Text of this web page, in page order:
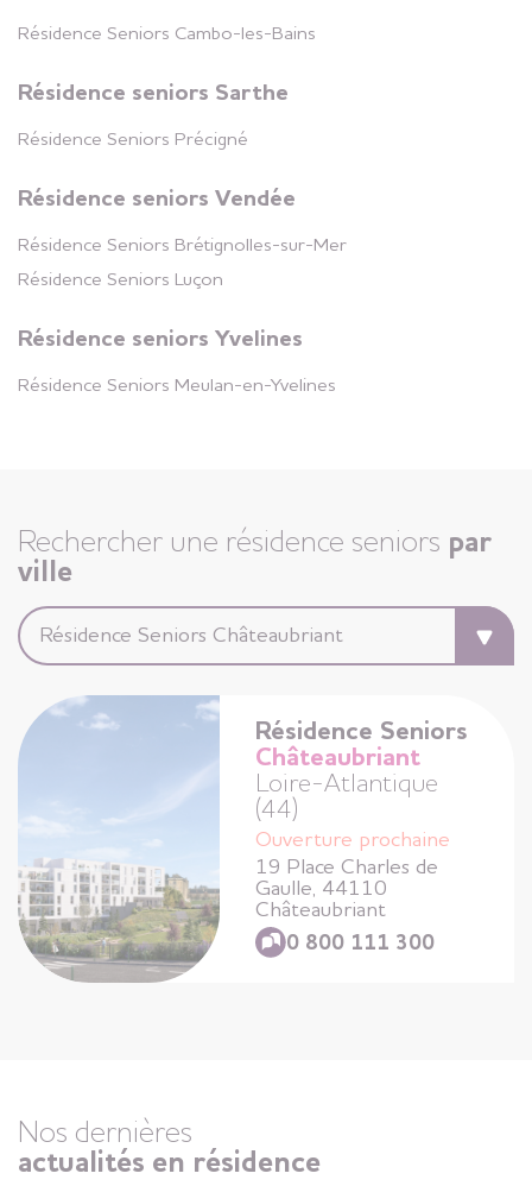
Loire-Atlantique (44)
Brest Recouvrance
Résidence Seniors
Deux-Sèvres (79)
+
Résidence Seniors
Rennes La Mabilais
Ille-et-Vilaine (35)
Appartements disponibles
Résidence Seniors
Résidence Seniors
Résidence Seniors Cambo-les-Bains
Résidence seniors Sarthe
Résidence Seniors Précigné
Résidence seniors Vendée
Résidence Seniors Brétignolles-sur-Mer
Résidence Seniors Luçon
Résidence seniors Yvelines
Résidence Seniors Meulan-en-Yvelines
Rechercher une résidence seniors par
ville
Résidence Seniors
Châteaubriant
Loire-Atlantique
(44)
Ouverture prochaine
19 Place Charles de
Gaulle, 44110
Châteaubriant
0 800 111 300
Nos dernières
actualités en résidence